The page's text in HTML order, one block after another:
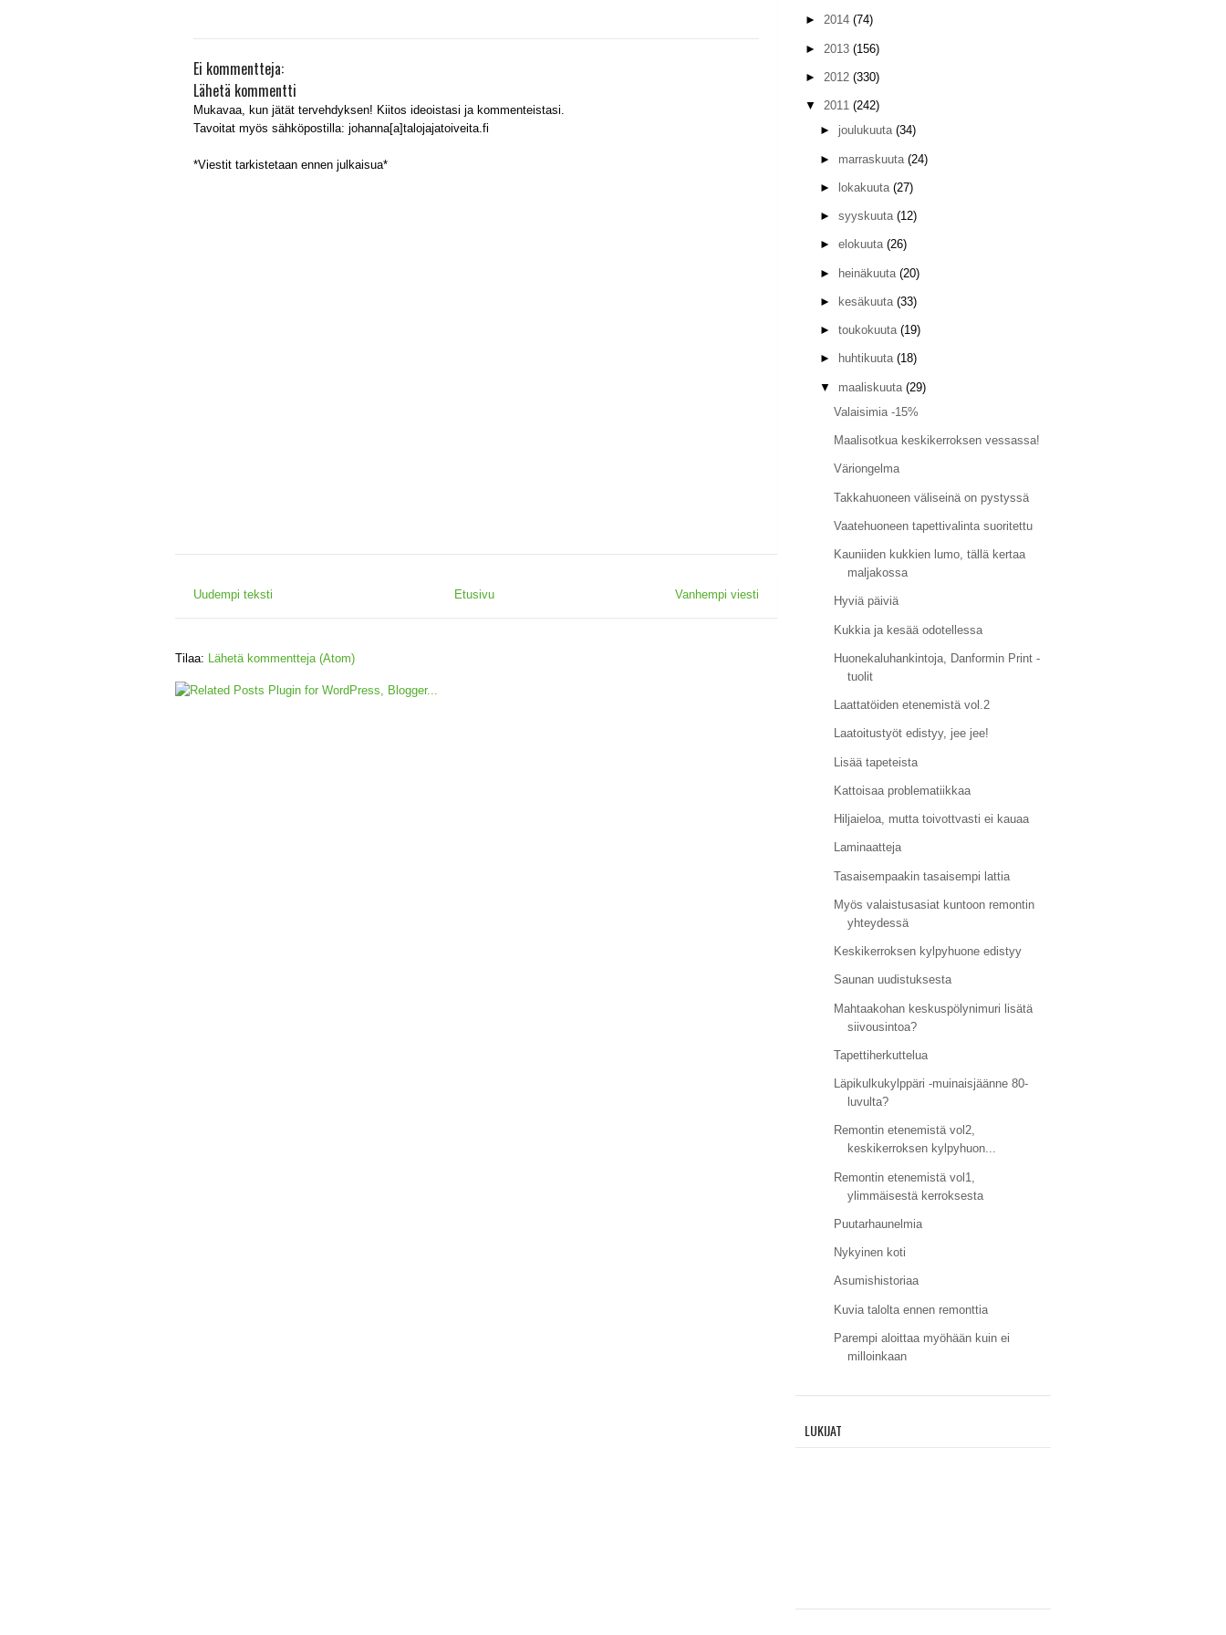
Ei kommentteja:
Lähetä kommentti
Mukavaa, kun jätät tervehdyksen! Kiitos ideoistasi ja kommenteistasi.
Tavoitat myös sähköpostilla: johanna[a]talojajatoiveita.fi
*Viestit tarkistetaan ennen julkaisua*
Uudempi teksti Vanhempi viesti
Etusivu
Tilaa: Lähetä kommentteja (Atom)
► 2014 (74)
► 2013 (156)
► 2012 (330)
▼ 2011 (242)
► joulukuuta (34)
► marraskuuta (24)
► lokakuuta (27)
► syyskuuta (12)
► elokuuta (26)
► heinäkuuta (20)
► kesäkuuta (33)
► toukokuuta (19)
► huhtikuuta (18)
▼ maaliskuuta (29)
Valaisimia -15%
Maalisotkua keskikerroksen vessassa!
Väriongelma
Takkahuoneen väliseinä on pystyssä
Vaatehuoneen tapettivalinta suoritettu
Kauniiden kukkien lumo, tällä kertaa
maljakossa
Hyviä päiviä
Kukkia ja kesää odotellessa
Huonekaluhankintoja, Danformin Print -
tuolit
Laattatöiden etenemistä vol.2
Laatoitustyöt edistyy, jee jee!
Lisää tapeteista
Kattoisaa problematiikkaa
Hiljaieloa, mutta toivottvasti ei kauaa
Laminaatteja
Tasaisempaakin tasaisempi lattia
Myös valaistusasiat kuntoon remontin
yhteydessä
Keskikerroksen kylpyhuone edistyy
Saunan uudistuksesta
Mahtaakohan keskuspölynimuri lisätä
siivousintoa?
Tapettiherkuttelua
Läpikulkukylppäri -muinaisjäänne 80-
luvulta?
Remontin etenemistä vol2,
keskikerroksen kylpyhuon...
Remontin etenemistä vol1,
ylimmäisestä kerroksesta
Puutarhaunelmia
Nykyinen koti
Asumishistoriaa
Kuvia talolta ennen remonttia
Parempi aloittaa myöhään kuin ei
milloinkaan
LUKIJAT